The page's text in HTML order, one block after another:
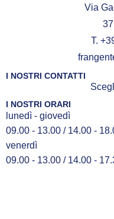
Via
T.
I NOSTRI CONTATTI
I NOSTRI ORARI
lunedì - giovedì
09.00 - 13.00 / 14.00 -
venerdì
09.00 - 13.00 / 14.00 -